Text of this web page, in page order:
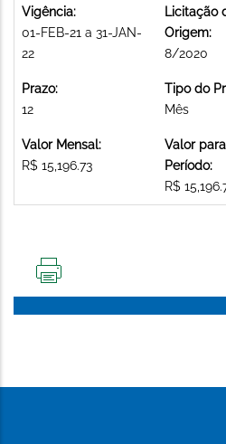
Vigência:
01-FEB-21 a 31-JAN-
22
Licitação
Origem:
8/2020
Prazo:
12
Tipo do
Mês
Valor Mensal:
R$ 15,196.73
Valor
Período:
R$
PÁGINA